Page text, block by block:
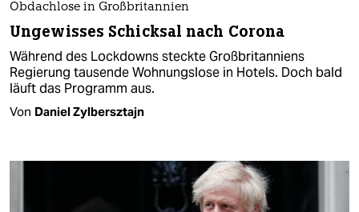
Obdachlose in Großbritannien
Ungewisses Schicksal nach Corona
Während des Lockdowns steckte Großbritanniens
Regierung tausende Wohnungslose in Hotels. Doch bald
läuft das Programm aus.
Von Daniel Zylbersztajn